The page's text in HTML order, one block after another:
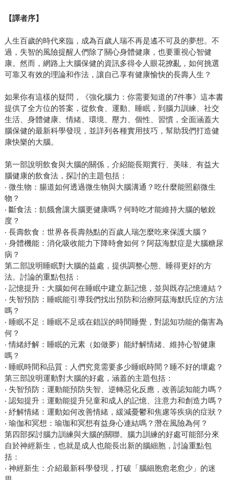
【譯者序】
人生百歲的時代來臨，成為百歲人瑞不再是遙不可及的夢想。不
過，失智的風險提醒人們除了關心身體健康，也要重視心智健
康。然而，網路上大腦保健的資訊多得令人眼花撩亂，如何挑選
可靠又有效的理論和作法，讓自己享有健康愉快的長壽人生？
如果你有這樣的疑問，《強化腦力：你需要知道的7件事》這本書
提供了全方位的答案，從飲食、運動、睡眠，到腦力訓練、社交
生活、身體健康、情緒、環境、壓力、個性、習慣，全面涵蓋大
腦保健的最新科學發現，並詳列各種實用技巧，幫助我們打造健
康快樂的大腦。
第一部說明飲食與大腦的關係，介紹能長期實行、美味、有益大
腦健康的飲食法，探討的主題包括：
‧ 微生物：腸道如何透過微生物與大腦溝通？吃什麼能照顧微生
物？
‧ 斷食法：飢餓會讓大腦更健康嗎？何時吃才能維持大腦的敏銳
度？
‧ 長壽飲食：世界各長壽熱點的百歲人瑞怎麼吃來保護大腦？
‧ 身體機能：消化吸收能力下降時會如何？阿茲海默症是大腦糖尿
病？
第二部說明睡眠對大腦的益處，提供調整心態、睡得更好的方
法。討論的重點包括：
‧ 記憶提升：大腦如何在睡眠中建立新記憶，並與既存記憶連結？
‧ 失智預防：睡眠能引導我們找出預防和治療阿茲海默氏症的方法
嗎？
‧ 睡眠不足：睡眠不足或在錯誤的時間睡覺，對認知功能的傷害為
何？
‧ 情緒紓解：睡眠的元素（如做夢）能紓解情緒、維持心智健康
嗎？
‧ 睡眠時間和品質：人們究竟需要多少睡眠時間？睡不好的壞處？
第三部說明運動對大腦的好處，涵蓋的主題包括：
‧ 失智預防：運動能預防失智、逆轉惡化反應，改善認知能力嗎？
‧ 認知提升：運動能提升兒童和成人的記憶、注意力和創造力嗎？
‧ 紓解情緒：運動如何改善情緒，緩減憂鬱和焦慮等疾病的症狀？
‧ 瑜伽和冥想：瑜珈和冥想有益身心連結嗎？潛在風險為何？
第四部探討腦力訓練與大腦的關聯。腦力訓練的好處可能部分來
自於神經新生，也就是成人也能長出新的腦細胞，討論重點包
括：
‧ 神經新生：介紹最新科學發現，打破「腦細胞愈老愈少」的迷